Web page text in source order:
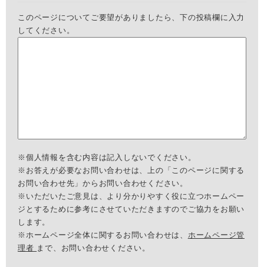
このページについてご要望がありましたら、下の投稿欄に入力
してください。
※個人情報を含む内容は記入しないでください。
※お答えが必要なお問い合わせは、上の「このページに関する
お問い合わせ先」からお問い合わせください。
※いただいたご意見は、より分かりやすく役に立つホームペー
ジとするために参考にさせていただきますのでご協力をお願い
します。
※ホームページ全体に関するお問い合わせは、 ホームページ管
理者 まで、お問い合わせください。